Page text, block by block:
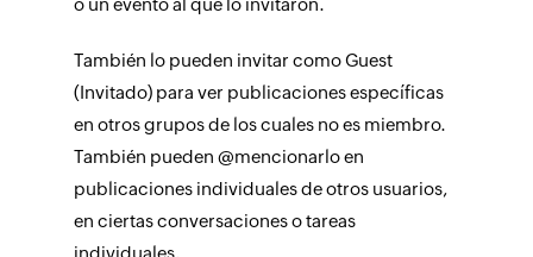
o un evento al que lo invitaron.
También lo pueden invitar como Guest
(Invitado) para ver publicaciones específicas
en otros grupos de los cuales no es miembro.
También pueden @mencionarlo en
publicaciones individuales de otros usuarios,
en ciertas conversaciones o tareas
individuales.